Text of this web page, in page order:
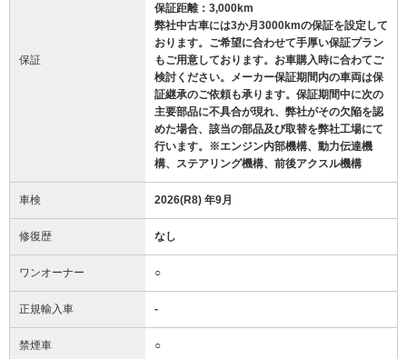
保証
保証距離：3,000km
弊社中古車には3か月3000kmの保証を設定して
おります。ご希望に合わせて手厚い保証プラン
もご用意しております。お車購入時に合わてご
検討ください。メーカー保証期間内の車両は保
証継承のご依頼も承ります。保証期間中に次の
主要部品に不具合が現れ、弊社がその欠陥を認
めた場合、該当の部品及び取替を弊社工場にて
行います。※エンジン内部機構、動力伝達機
構、ステアリング機構、前後アクスル機構
車検 2026(R8) 年9月
修復歴 なし
ワンオーナー ○
正規輸入車 -
禁煙車 ○